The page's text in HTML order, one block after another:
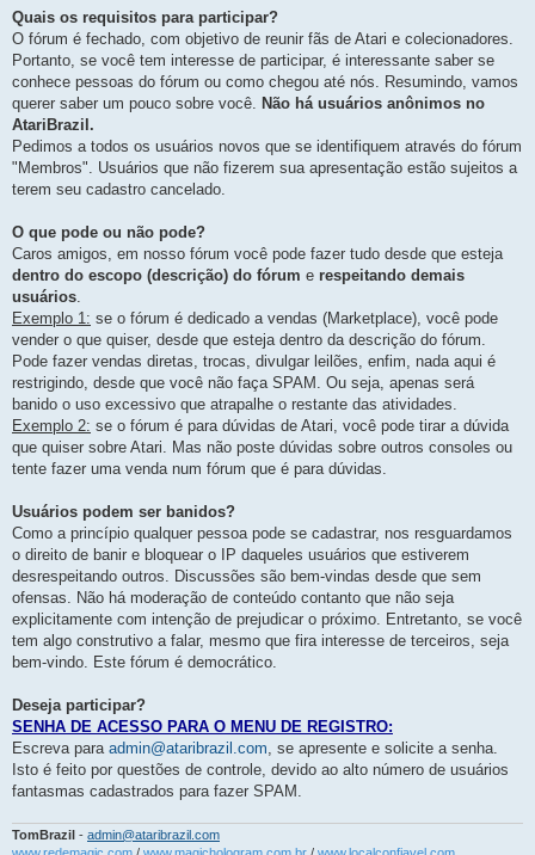
Quais os requisitos para participar?
O fórum é fechado, com objetivo de reunir fãs de Atari e colecionadores.
Portanto, se você tem interesse de participar, é interessante saber se
conhece pessoas do fórum ou como chegou até nós. Resumindo, vamos
querer saber um pouco sobre você. Não há usuários anônimos no
AtariBrazil.
Pedimos a todos os usuários novos que se identifiquem através do fórum
"Membros". Usuários que não fizerem sua apresentação estão sujeitos a
terem seu cadastro cancelado.
O que pode ou não pode?
Caros amigos, em nosso fórum você pode fazer tudo desde que esteja
dentro do escopo (descrição) do fórum e respeitando demais
usuários
Exemplo 1: se o fórum é dedicado a vendas (Marketplace), você pode
vender o que quiser, desde que esteja dentro da descrição do fórum.
Pode fazer vendas diretas, trocas, divulgar leilões, enfim, nada aqui é
restrigindo, desde que você não faça SPAM. Ou seja, apenas será
banido o uso excessivo que atrapalhe o restante das atividades.
Exemplo 2: se o fórum é para dúvidas de Atari, você pode tirar a dúvida
que quiser sobre Atari. Mas não poste dúvidas sobre outros consoles ou
tente fazer uma venda num fórum que é para dúvidas.
Usuários podem ser banidos?
Como a princípio qualquer pessoa pode se cadastrar, nos resguardamos
o direito de banir e bloquear o IP daqueles usuários que estiverem
desrespeitando outros. Discussões são bem-vindas desde que sem
ofensas. Não há moderação de conteúdo contanto que não seja
explicitamente com intenção de prejudicar o próximo. Entretanto, se você
tem algo construtivo a falar, mesmo que fira interesse de terceiros, seja
bem-vindo. Este fórum é democrático.
Deseja participar?
SENHA DE ACESSO PARA O MENU DE REGISTRO:
Escreva para admin@ataribrazil.com , se apresente e solicite a senha.
Isto é feito por questões de controle, devido ao alto número de usuários
fantasmas cadastrados para fazer SPAM.
TomBrazil - admin@ataribrazil.com